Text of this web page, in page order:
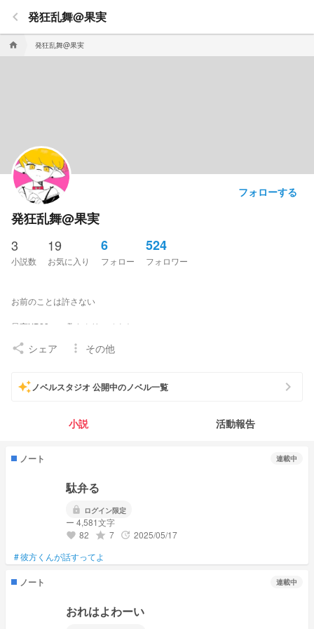
home 発狂乱舞@果実
keyboard_arrow_left 発狂乱舞@果実
フォローする
発狂乱舞@果実
3
小説数
19
お気に入り
6
フォロー
524
フォロワー
お前のことは許さない
最高XP23 🍍さんリスペクト
きです。
冬瀬いつもありがとう！これからも仲良くしような！
share シェア more_vert その他
auto_awesomeノベルスタジオ 公開中のノベル一覧 chevron_right
小説 活動報告
ノート 連載中
駄弁る
lock ログイン限定
ー 4,581文字
favorite 82 grade 7 update 2025/05/17
#彼方くんが話すってよ
ノート 連載中
おれはよわーい